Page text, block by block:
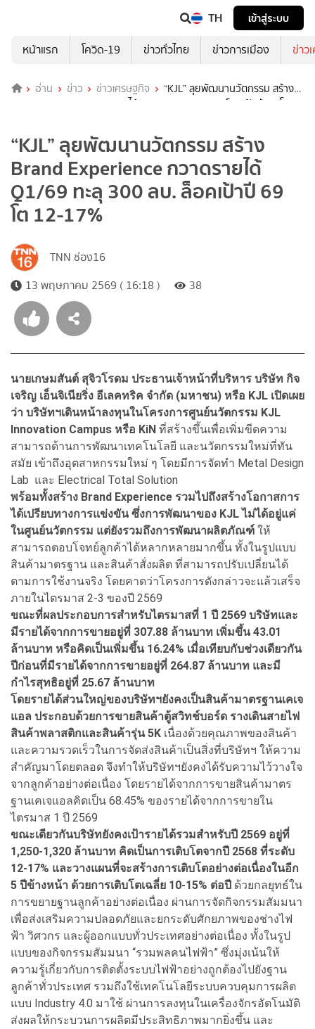
TH
เข้าสู่ระบบ
หน้าแรก
โควิด-19 ข่าวทั่วไทย ข่าวการเมือง ข่าว
อ่าน ข่าว ข่าวเศรษฐกิจ
“KJL” ลุยพัฒนานวัตกรรม สร้าง
Brand Experience กวาดรายได้ Q1/69 ทะลุ 300 ลบ. ล็อคเป้าปี 69 โต
“KJL” ลุยพัฒนานวัตกรรม สร้าง
Brand Experience กวาดรายได้
Q1/69 ทะลุ 300 ลบ. ล็อคเป้าปี 69
โต 12-17%
TNN ช่อง16
13 พฤษภาคม 2569 ( 16:18 )
38
นายเกษมสันต์ สุจิวโรดม ประธานเจ้าหน้าที่บริหาร บริษัท กิจ
เจริญ เอ็นจิเนียริ่ง อีเลคทริค จำกัด (มหาชน) หรือ KJL เปิดเผย
ว่า บริษัทฯเดินหน้าลงทุนในโครงการศูนย์นวัตกรรม KJL
Innovation Campus หรือ KiN ที่สร้างขึ้นเพื่อเพิ่มขีดความ
สามารถด้านการพัฒนาเทคโนโลยี และนวัตกรรมใหม่ที่ทัน
สมัย เข้าถึงอุตสาหกรรมใหม่ ๆ โดยมีการจัดทำ Metal Design
Lab และ Electrical Total Solution
พร้อมทั้งสร้าง Brand Experience รวมไปถึงสร้างโอกาสการ
ได้เปรียบทางการแข่งขัน ซึ่งการพัฒนาของ KJL ไม่ได้อยู่แค่
ในศูนย์นวัตกรรม แต่ยังรวมถึงการพัฒนาผลิตภัณฑ์ ให้
สามารถตอบโจทย์ลูกค้าได้หลากหลายมากขึ้น ทั้งในรูปแบบ
สินค้ามาตรฐาน และสินค้าสั่งผลิต ที่สามารถปรับเปลี่ยนได้
ตามการใช้งานจริง โดยคาดว่าโครงการดังกล่าวจะแล้วเสร็จ
ภายในไตรมาส 2-3 ของปี 2569
ขณะที่ผลประกอบการสำหรับไตรมาสที่ 1 ปี 2569 บริษัทและ
มีรายได้จากการขายอยู่ที่ 307.88 ล้านบาท เพิ่มขึ้น 43.01
ล้านบาท หรือคิดเป็นเพิ่มขึ้น 16.24% เมื่อเทียบกับช่วงเดียวกัน
ปีก่อนที่มีรายได้จากการขายอยู่ที่ 264.87 ล้านบาท และมี
กำไรสุทธิอยู่ที่ 25.67 ล้านบาท
โดยรายได้ส่วนใหญ่ของบริษัทฯยังคงเป็นสินค้ามาตรฐานเคเจ
แอล ประกอบด้วยการขายสินค้าตู้สวิทช์บอร์ด รางเดินสายไฟ
สินค้าพลาสติกและสินค้ารุ่น 5K เนื่องด้วยคุณภาพของสินค้า
และความรวดเร็วในการจัดส่งสินค้าเป็นสิ่งที่บริษัทฯ ให้ความ
สําคัญมาโดยตลอด จึงทําให้บริษัทฯยังคงได้รับความไว้วางใจ
จากลูกค้าอย่างต่อเนื่อง โดยรายได้จากการขายสินค้ามาตร
ฐานเคเจแอลคิดเป็น 68.45% ของรายได้จากการขายใน
ไตรมาส 1 ปี 2569
ขณะเดียวกันบริษัทยังคงเป้ารายได้รวมสำหรับปี 2569 อยู่ที่
1,250-1,320 ล้านบาท คิดเป็นการเติบโตจากปี 2568 ที่ระดับ
12-17% และวางแผนที่จะสร้างการเติบโตอย่างต่อเนื่องในอีก
5 ปีข้างหน้า ด้วยการเติบโตเฉลี่ย 10-15% ต่อปี ด้วยกลยุทธ์ใน
การขยายฐานลูกค้าอย่างต่อเนื่อง ผ่านการจัดกิจกรรมสัมมนา
เพื่อส่งเสริมความปลอดภัยและยกระดับศักยภาพของช่างไฟ
ฟ้า วิศวกร และผู้ออกแบบทั่วประเทศอย่างต่อเนื่อง ทั้งในรูป
แบบของกิจกรรมสัมมนา “รวมพลคนไฟฟ้า” ซึ่งมุ่งเน้นให้
ความรู้เกี่ยวกับการติดตั้งระบบไฟฟ้าอย่างถูกต้องไปยังฐาน
ลูกค้าทั่วประเทศ รวมถึงใช้เทคโนโลยีระบบควบคุมการผลิต
แบบ Industry 4.0 มาใช้ ผ่านการลงทุนในเครื่องจักรอัตโนมัติ
ส่งผลให้กระบวนการผลิตมีประสิทธิภาพมากยิ่งขึ้น และ